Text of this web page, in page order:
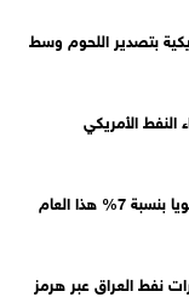
منشأة أمريكية بتصدير اللحوم وسط
الأمريكي
هذا العام
نفط العراق عبر هرمز